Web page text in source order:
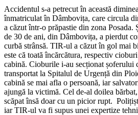
Accidentul s-a petrecut în această
înmatriculat în Dâmbovița, care circula
a căzut într-o prăpastie din zona Posada.
de 30 de ani, din Dâmbovița, a pierdut
curbă strânsă. TIR-ul a căzut în gol mai
este că toată încărcătura, respectiv
cabină. Cioburile i-au secționat șoferului
transportat la Spitalul de Urgență din
cabină se mai afla o persoană, iar
ajungă la victimă. Cel de-al doilea
scăpat însă doar cu un picior rupt.
iar TIR-ul va fi supus unei expertize